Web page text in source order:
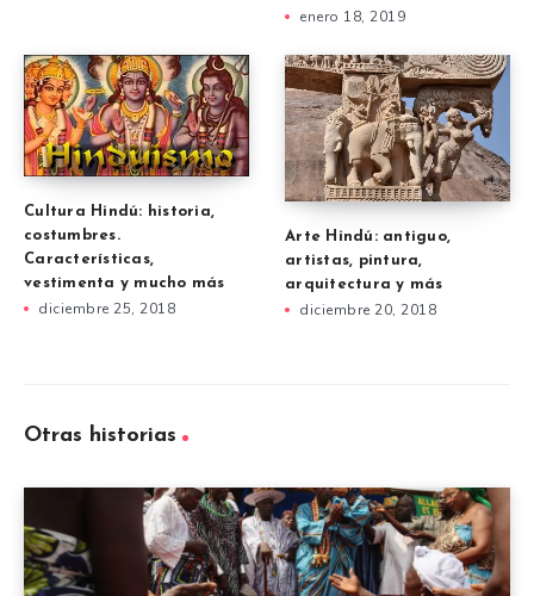
enero 18, 2019
Cultura Hindú: historia,
costumbres.
Características,
vestimenta y mucho más
diciembre 25, 2018
Arte Hindú: antiguo,
artistas, pintura,
arquitectura y más
diciembre 20, 2018
Otras historias